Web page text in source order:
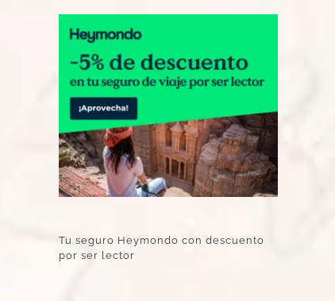
Tu seguro Heymondo con descuento
por ser lector